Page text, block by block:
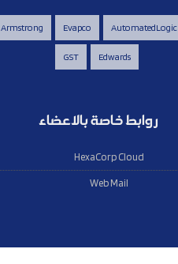
AutomatedLogic
Evapco
Armstrong
Edwards
GST
روابط خاصة بالاعضاء
HexaCorp Cloud
Web Mail